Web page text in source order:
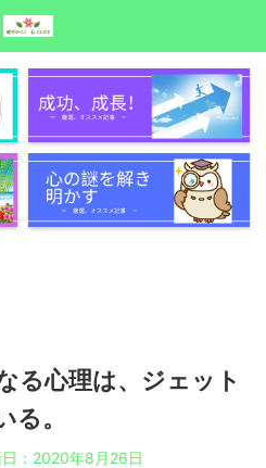
る心理は、ジェット
る。
： 2020年8月26日